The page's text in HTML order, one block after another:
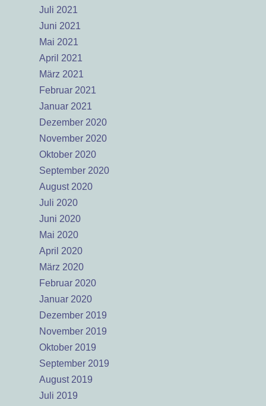
Juli 2021
Juni 2021
Mai 2021
April 2021
März 2021
Februar 2021
Januar 2021
Dezember 2020
November 2020
Oktober 2020
September 2020
August 2020
Juli 2020
Juni 2020
Mai 2020
April 2020
März 2020
Februar 2020
Januar 2020
Dezember 2019
November 2019
Oktober 2019
September 2019
August 2019
Juli 2019